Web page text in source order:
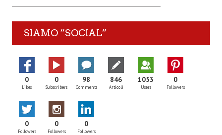
SIAMO “SOCIAL”
0
Likes
0
Subscribers
98
Comments
846
Articoli
1053
Users
0
Followers
0
Followers
0
Followers
0
Followers